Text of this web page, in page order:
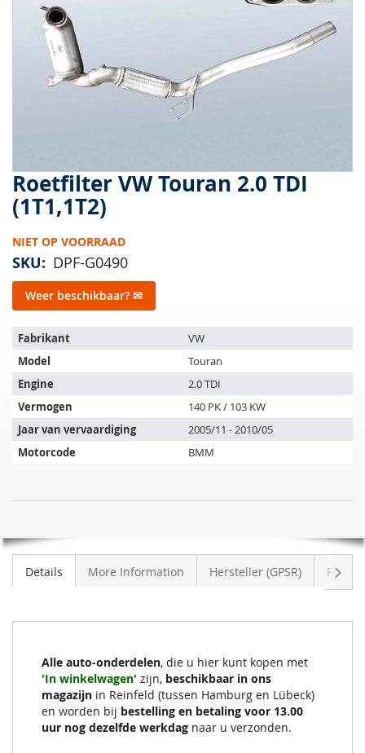
Roetfilter VW Touran 2.0 TDI
(1T1,1T2)
NIET OP VOORRAAD
SKU DPF-G0490
Weer beschikbaar? ✉
Het
artikel
past
op
de
volgende
voertuigen:
Fabrikant
VW
Model
Touran
Engine
2.0 TDI
Vermogen
140 PK / 103 KW
Jaar van vervaardiging
2005/11 - 2010/05
Motorcode
BMM
Touran
2.0
TDI
VOORRAAD
afbeeldingen-
Ga
naar
het
van
de
gallerij
Details More Information Hersteller (GPSR)
Alle auto-onderdelen, die u hier kunt kopen met
'In winkelwagen' zijn, beschikbaar in ons
magazijn in Reinfeld (tussen Hamburg en Lübeck)
en worden bij bestelling en betaling voor 13.00
uur nog dezelfde werkdag naar u verzonden.